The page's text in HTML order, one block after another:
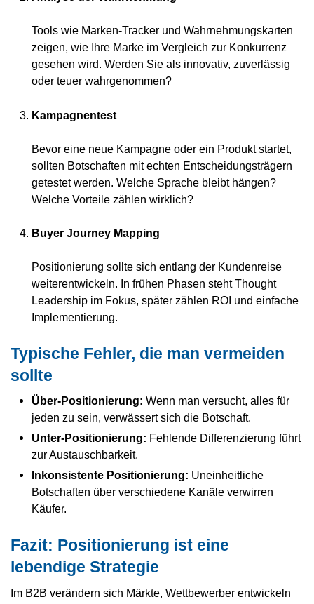
Tools wie Marken-Tracker und Wahrnehmungskarten
zeigen, wie Ihre Marke im Vergleich zur Konkurrenz
gesehen wird. Werden Sie als innovativ, zuverlässig
oder teuer wahrgenommen?
Kampagnentest
Bevor eine neue Kampagne oder ein Produkt startet,
sollten Botschaften mit echten Entscheidungsträgern
getestet werden. Welche Sprache bleibt hängen?
Welche Vorteile zählen wirklich?
Buyer Journey Mapping
Positionierung sollte sich entlang der Kundenreise
weiterentwickeln. In frühen Phasen steht Thought
Leadership im Fokus, später zählen ROI und einfache
Implementierung.
Typische Fehler, die man vermeiden
sollte
Über-Positionierung: Wenn man versucht, alles für
jeden zu sein, verwässert sich die Botschaft.
Unter-Positionierung: Fehlende Differenzierung führt
zur Austauschbarkeit.
Inkonsistente Positionierung: Uneinheitliche
Botschaften über verschiedene Kanäle verwirren
Käufer.
Fazit: Positionierung ist eine
lebendige Strategie
Im B2B verändern sich Märkte, Wettbewerber entwickeln